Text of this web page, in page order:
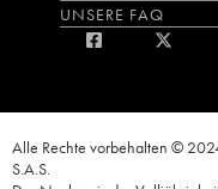
UNSERE FAQ
Alle Rechte vorbehalten ©
S.A.S.